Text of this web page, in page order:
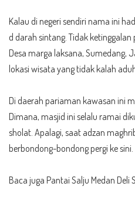
Kalau di negeri sendiri nama ini
d darah sintang. Tidak
Desa marga laksana, Sumedang,
lokasi wisata yang tidak kalah
Di daerah pariaman kawasan ini
Dimana, masjid ini selalu ramai
sholat. Apalagi, saat adzan
berbondong-bondong pergi ke sini.
Baca juga Pantai Salju Medan Deli